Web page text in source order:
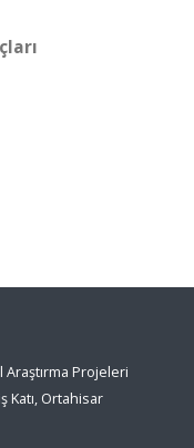
Projeleri
Katı, Ortahisar